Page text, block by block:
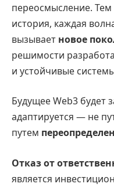
переосмысление. Тем
история, каждая
вызывает новое
решимости
и устойчивые
Будущеe Web3 будет
адаптируется — не
путем
Отказ от
является